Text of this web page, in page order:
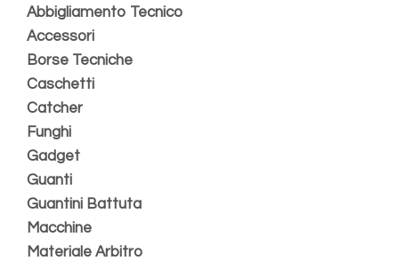
Abbigliamento Tecnico
Accessori
Borse Tecniche
Caschetti
Catcher
Funghi
Gadget
Guanti
Guantini Battuta
Macchine
Materiale Arbitro